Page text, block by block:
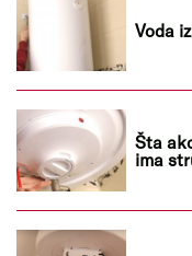
Voda
Šta
ima